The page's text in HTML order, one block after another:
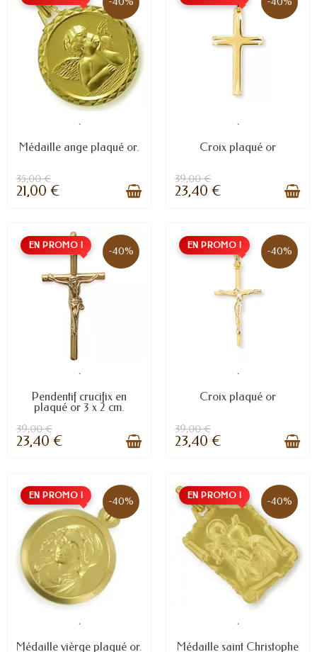
.
Médaille ange plaqué or.
35,00 €
21,00 €
.
Croix plaqué or
39,00 €
23,40 €
EN PROMO ! -40%
.
Pendentif crucifix en
plaqué or 3 x 2 cm.
39,00 €
23,40 €
EN PROMO ! -40%
.
Croix plaqué or
39,00 €
23,40 €
EN PROMO ! -40%
.
Médaille vièrge plaqué or.
EN PROMO ! -40%
.
Médaille saint Christophe